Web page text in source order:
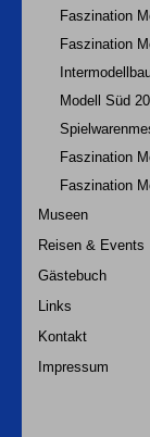
Faszination
Faszination
Modell Süd
Faszination
Faszination
Museen
Reisen & Events
Gästebuch
Links
Kontakt
Impressum